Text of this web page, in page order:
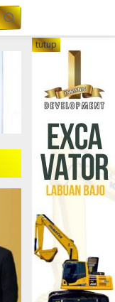
tutup